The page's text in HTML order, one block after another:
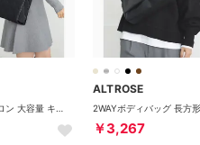
ALTROSE
￥3,267